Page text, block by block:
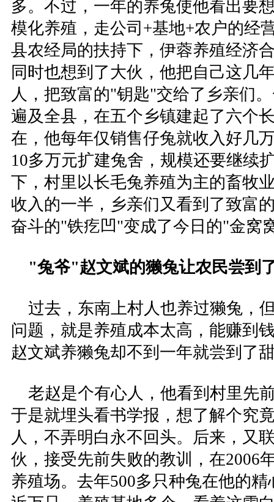
多。不过，一年的养兔使他看出要
模化养殖，走公司+基地+农户的经
县农经局的扶持下，伊蓉养殖经济
同时也想到了大伙，他把自己这几
人，把致富的"钥匙"交给了乡亲们
遍及全县，在五个乡镇建起了六个
在，他每年仅销售仔兔就收入好几
10多万元扩建兔舍，规模还要继续
下，村里以长毛兔养殖为主的畜牧
收入的一半，乡亲们又看到了致富
奋斗的"铁疙凹"变成了今日的"金窝
"兔爷"赵文斌的獭兔让农民尝到
过去，东南上村人也养过獭兔，
问题，就是养殖成本太高，能赚到
赵文斌养獭兔却不到一年就尝到了
老赵是个有心人，他看到村里先
于是就埋头看书学报，想了解个究
人，不弄明白永不回头。后来，又
伙，接受先前失败的教训，在2006
养殖场。去年500多只种兔在他的